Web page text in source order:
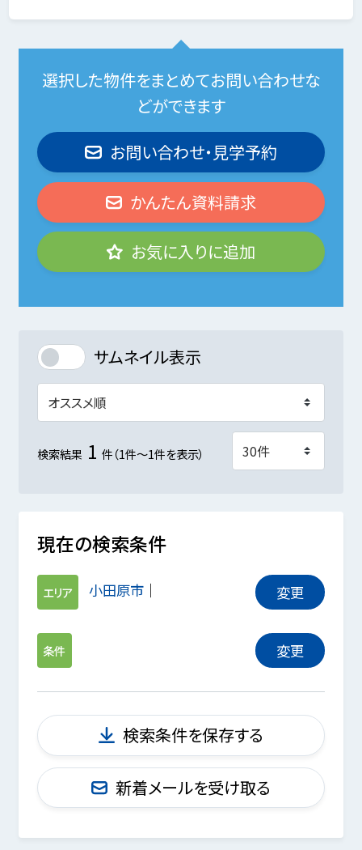
選択した物件をまとめてお問い合わせな
どができます
お問い合わせ・見学予約
かんたん資料請求
お気に入りに追加
サムネイル表示
検索結果 1 件（1件～1件を表示）
現在の検索条件
エリア 小田原市 変更
条件 変更
検索条件を保存する
新着メールを受け取る